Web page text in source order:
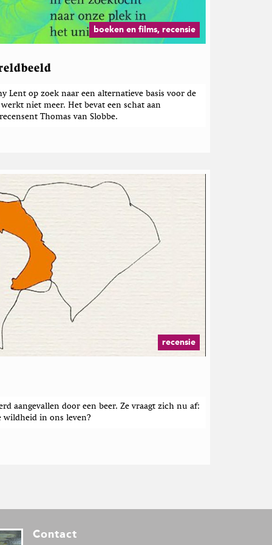
boeken en films, recensie
Lent op zoek naar een alternatieve basis voor de
niet meer. Het bevat een schat aan
Thomas van Slobbe.
recensie
aangevallen door een beer. Ze vraagt zich nu af:
wildheid in ons leven?
Contact